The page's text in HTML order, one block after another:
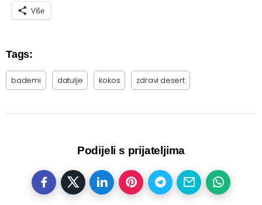
Više
Tags:
bademi datulje kokos zdravi desert
Podijeli s prijateljima